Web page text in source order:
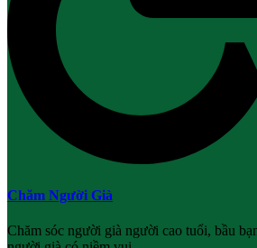
Chăm Người Già
Chăm sóc người già người cao tuổi, bầu